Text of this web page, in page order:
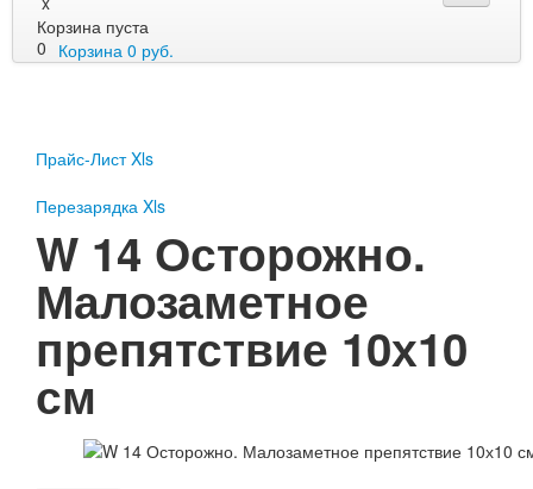
Корзина пуста
0 Корзина 0 руб.
Перезарядка ОП
Перезарядка ОВП
Доставка
Оплата
Гарантии
О нас
Публичная оферта
Прайс-Лист Xls
Перезарядка Xls
W 14 Осторожно.
Малозаметное
препятствие 10х10
см